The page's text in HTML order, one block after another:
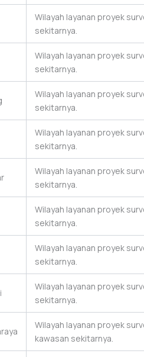
Wilayah layanan proyek
sekitarnya.
Wilayah layanan proyek
sekitarnya.
Wilayah layanan proyek
sekitarnya.
Wilayah layanan proyek
sekitarnya.
Wilayah layanan proyek
sekitarnya.
Wilayah layanan proyek
sekitarnya.
Wilayah layanan proyek
sekitarnya.
Wilayah layanan proyek
sekitarnya.
Wilayah layanan proyek
kawasan sekitarnya.